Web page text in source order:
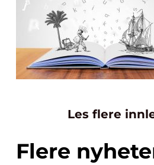
Les flere
Flere